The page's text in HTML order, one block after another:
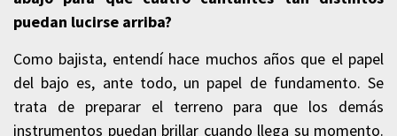
puedan lucirse arriba?
Como bajista, entendí hace muchos años que el papel
del bajo es, ante todo, un papel de fundamento. Se
trata de preparar el terreno para que los demás
instrumentos puedan brillar cuando llega su momento.